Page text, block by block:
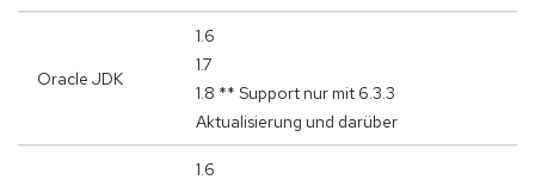
Oracle JDK
1.6
1.7
1.8 ** Support nur mit 6.3.3
Aktualisierung und darüber
1.6